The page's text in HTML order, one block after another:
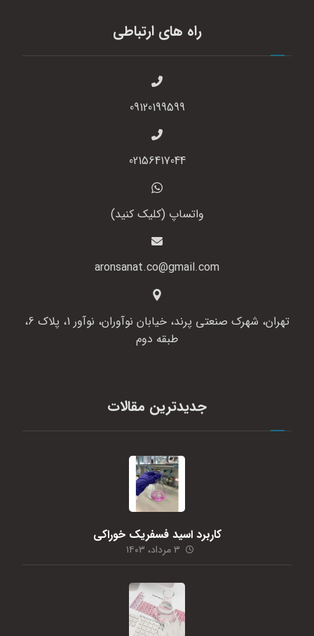
راه های ارتباطی
09120199599
02156417044
واتساپ (کلیک کنید)
aronsanat.co@gmail.com
تهران، شهرک صنعتی پرند، خیابان نوآوران، نوآور 1، پلاک 6،
طبقه دوم
جدیدترین مقالات
کاربرد اسید فسفریک خوراکی
۳ مرداد، ۱۴۰۳